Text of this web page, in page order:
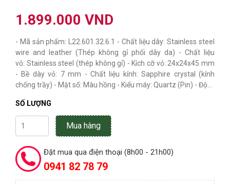
1.899.000 VND
- Mã sản phẩm: L22.601.32.6.1 - Chất liệu dây: Stainless steel
wire and leather (Thép không gỉ phối dây da) - Chất liệu
vỏ: Stainless steel (thép không gỉ) - Kích cỡ vỏ: 24x24x45 mm
- Bề dày vỏ: 7 mm - Chất liệu kính: Sapphire crystal (kính
chống trầy) - Mặt số: Màu hồng - Kiểu máy: Quartz (Pin) - Độ...
SỐ LƯỢNG
Mua hàng
Đặt mua qua điện thoại (8h00 - 21h00)
0941 82 78 79